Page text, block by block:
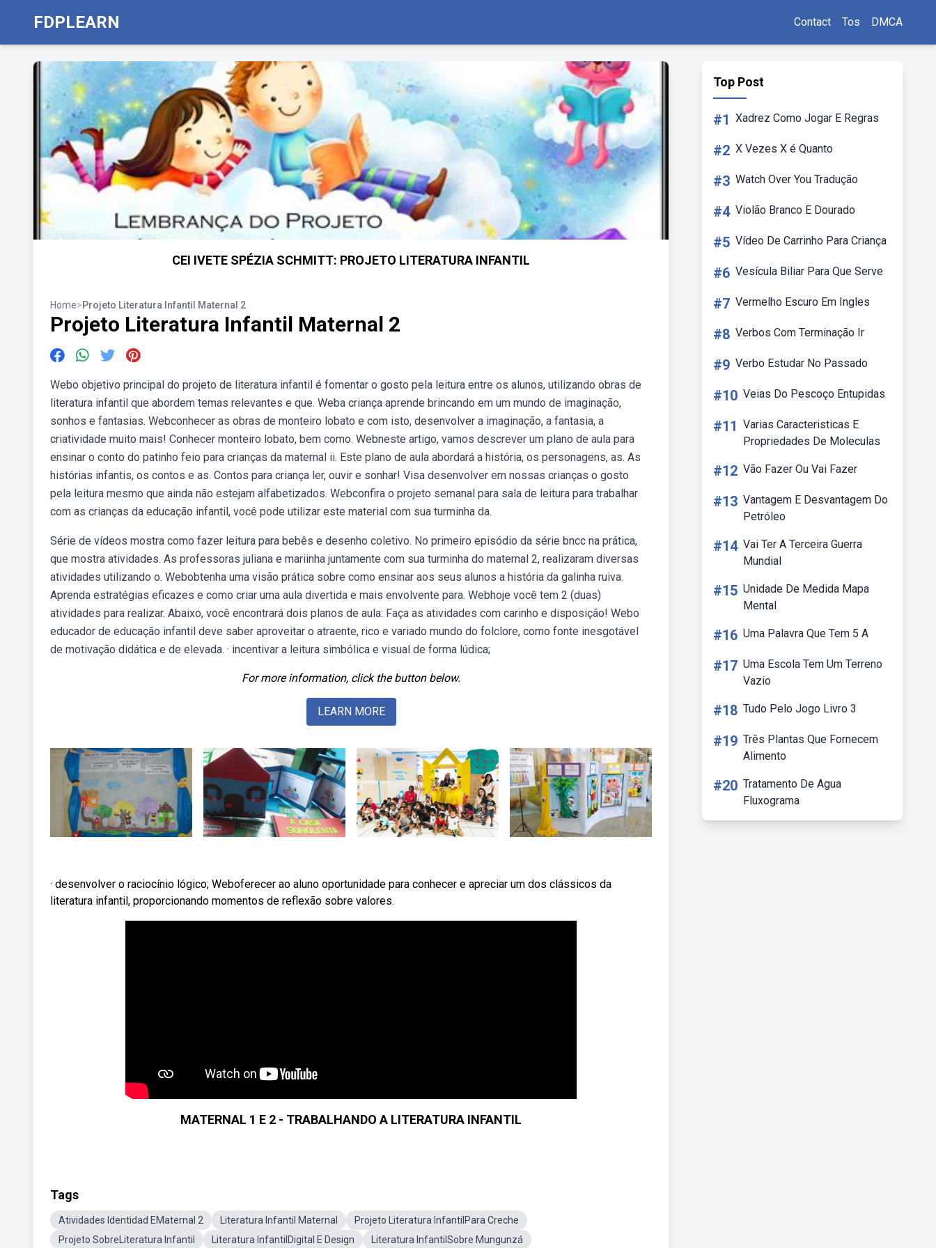
FDPLEARN Contact Tos DMCA
CEI IVETE SPÉZIA SCHMITT: PROJETO LITERATURA INFANTIL
Home>Projeto Literatura Infantil Maternal 2
Projeto Literatura Infantil Maternal 2
Webo objetivo principal do projeto de literatura infantil é fomentar o gosto pela leitura entre os alunos, utilizando obras de
literatura infantil que abordem temas relevantes e que. Weba criança aprende brincando em um mundo de imaginação,
sonhos e fantasias. Webconhecer as obras de monteiro lobato e com isto, desenvolver a imaginação, a fantasia, a
criatividade muito mais! Conhecer monteiro lobato, bem como. Webneste artigo, vamos descrever um plano de aula para
ensinar o conto do patinho feio para crianças da maternal ii. Este plano de aula abordará a história, os personagens, as. As
histórias infantis, os contos e as. Contos para criança ler, ouvir e sonhar! Visa desenvolver em nossas crianças o gosto
pela leitura mesmo que ainda não estejam alfabetizados. Webconfira o projeto semanal para sala de leitura para trabalhar
com as crianças da educação infantil, você pode utilizar este material com sua turminha da.
Série de vídeos mostra como fazer leitura para bebês e desenho coletivo. No primeiro episódio da série bncc na prática,
que mostra atividades. As professoras juliana e mariinha juntamente com sua turminha do maternal 2, realizaram diversas
atividades utilizando o. Webobtenha uma visão prática sobre como ensinar aos seus alunos a história da galinha ruiva.
Aprenda estratégias eficazes e como criar uma aula divertida e mais envolvente para. Webhoje você tem 2 (duas)
atividades para realizar. Abaixo, você encontrará dois planos de aula: Faça as atividades com carinho e disposição! Webo
educador de educação infantil deve saber aproveitar o atraente, rico e variado mundo do folclore, como fonte inesgotável
de motivação didática e de elevada. · incentivar a leitura simbólica e visual de forma lúdica;
For more information, click the button below.
LEARN MORE
· desenvolver o raciocínio lógico; Weboferecer ao aluno oportunidade para conhecer e apreciar um dos clássicos da
literatura infantil, proporcionando momentos de reflexão sobre valores.
MATERNAL 1 E 2 - TRABALHANDO A LITERATURA INFANTIL
Tags
Atividades Identidad EMaternal 2 Literatura Infantil Maternal
Projeto Literatura InfantilPara Creche
Projeto SobreLiteratura Infantil
Literatura InfantilDigital E Design
Literatura InfantilSobre Mungunzá
Top Post
#1 Xadrez Como Jogar E Regras
#2 X Vezes X é Quanto
#3 Watch Over You Tradução
#4 Violão Branco E Dourado
#5 Vídeo De Carrinho Para Criança
#6 Vesícula Biliar Para Que Serve
#7 Vermelho Escuro Em Ingles
#8 Verbos Com Terminação Ir
#9 Verbo Estudar No Passado
#10 Veias Do Pescoço Entupidas
#11 Varias Caracteristicas E
Propriedades De Moleculas
#12 Vão Fazer Ou Vai Fazer
#13 Vantagem E Desvantagem Do
Petróleo
#14 Vai Ter A Terceira Guerra
Mundial
#15 Unidade De Medida Mapa
Mental
#16 Uma Palavra Que Tem 5 A
#17 Uma Escola Tem Um Terreno
Vazio
#18 Tudo Pelo Jogo Livro 3
#19 Três Plantas Que Fornecem
Alimento
#20 Tratamento De Agua
Fluxograma